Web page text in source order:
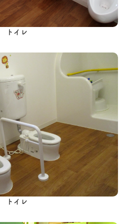
トイレ
トイレ